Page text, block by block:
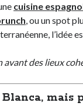
cuisine
, ou un spot
l’idée
avant des lieux
Blanca, mais